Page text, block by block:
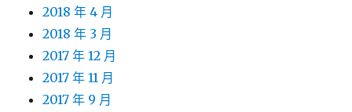
2018 年 4 月
2018 年 3 月
2017 年 12 月
2017 年 11 月
2017 年 9 月